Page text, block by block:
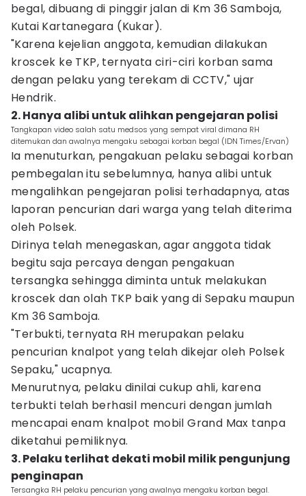
begal, dibuang di pinggir jalan di Km 36 Samboja,
Kutai Kartanegara (Kukar).
"Karena kejelian anggota, kemudian dilakukan
kroscek ke TKP, ternyata ciri-ciri korban sama
dengan pelaku yang terekam di CCTV," ujar
Hendrik.
2. Hanya alibi untuk alihkan pengejaran polisi
Tangkapan video salah satu medsos yang sempat viral dimana RH
ditemukan dan awalnya mengaku sebagai korban begal (IDN Times/Ervan)
Ia menuturkan, pengakuan pelaku sebagai korban
pembegalan itu sebelumnya, hanya alibi untuk
mengalihkan pengejaran polisi terhadapnya, atas
laporan pencurian dari warga yang telah diterima
oleh Polsek.
Dirinya telah menegaskan, agar anggota tidak
begitu saja percaya dengan pengakuan
tersangka sehingga diminta untuk melakukan
kroscek dan olah TKP baik yang di Sepaku maupun
Km 36 Samboja.
"Terbukti, ternyata RH merupakan pelaku
pencurian knalpot yang telah dikejar oleh Polsek
Sepaku," ucapnya.
Menurutnya, pelaku dinilai cukup ahli, karena
terbukti telah berhasil mencuri dengan jumlah
mencapai enam knalpot mobil Grand Max tanpa
diketahui pemiliknya.
3. Pelaku terlihat dekati mobil milik pengunjung
penginapan
Tersangka RH pelaku pencurian yang awalnya mengaku korban begal.